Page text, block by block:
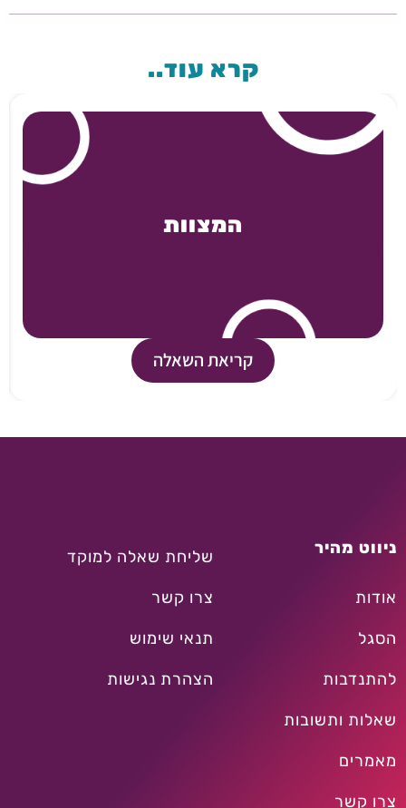
קרא עוד..
המצוות
קריאת השאלה
ניווט מהיר
אודות
הסגל
להתנדבות
שאלות ותשובות
מאמרים
צרו קשר
שליחת שאלה למוקד
צרו קשר
תנאי שימוש
הצהרת נגישות